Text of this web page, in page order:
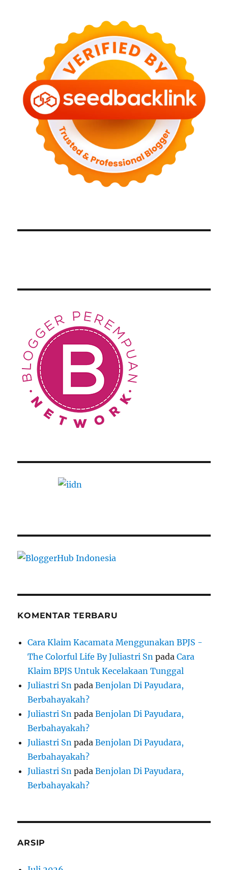
KOMENTAR TERBARU
Cara Klaim Kacamata Menggunakan BPJS -
The Colorful Life By Juliastri Sn padaCara
Klaim BPJS Untuk Kecelakaan Tunggal
Juliastri Sn padaBenjolan Di Payudara,
Berbahayakah?
Juliastri Sn padaBenjolan Di Payudara,
Berbahayakah?
Juliastri Sn padaBenjolan Di Payudara,
Berbahayakah?
Juliastri Sn padaBenjolan Di Payudara,
Berbahayakah?
ARSIP